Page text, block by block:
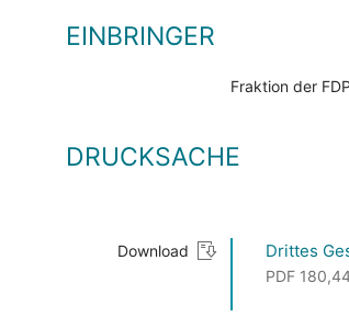
EINBRINGER
Fraktion der FDP
DRUCKSACHE
Download Drittes
PDF